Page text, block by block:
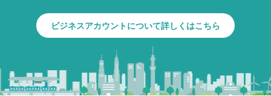
ビジネスアカウントについて詳しくはこちら